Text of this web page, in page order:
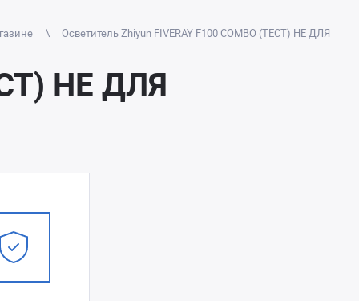
Осветитель Zhiyun FIVERAY F100 COMBO (ТЕСТ) НЕ ДЛЯ
НЕ ДЛЯ